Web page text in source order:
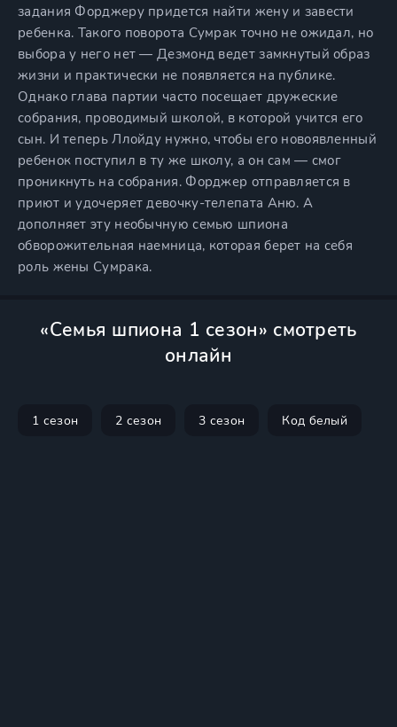
задания Форджеру придется найти жену и завести
ребенка. Такого поворота Сумрак точно не ожидал, но
выбора у него нет — Дезмонд ведет замкнутый образ
жизни и практически не появляется на публике.
Однако глава партии часто посещает дружеские
собрания, проводимый школой, в которой учится его
сын. И теперь Ллойду нужно, чтобы его новоявленный
ребенок поступил в ту же школу, а он сам — смог
проникнуть на собрания. Форджер отправляется в
приют и удочеряет девочку-телепата Аню. А
дополняет эту необычную семью шпиона
обворожительная наемница, которая берет на себя
роль жены Сумрака.
«Семья шпиона 1 сезон» смотреть
онлайн
1 сезон 2 сезон 3 сезон Код белый